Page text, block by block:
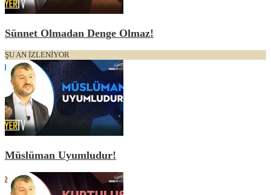
Sünnet Olmadan Denge Olmaz!
ŞU AN İZLENİYOR
Müslüman Uyumludur!